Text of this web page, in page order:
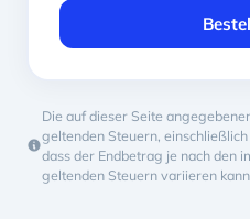
Die auf dieser Seite
geltenden Steuern,
dass der Endbetrag je nach den
geltenden Steuern variieren